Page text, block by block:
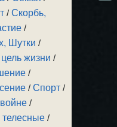
/Скорбь,
/
Шутки /
жизни /
/
/Спорт /
/
телесные /